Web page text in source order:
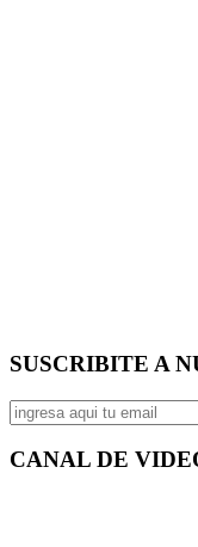
SUSCRIBITE A
CANAL DE